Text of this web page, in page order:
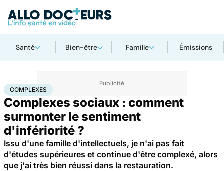
Santé Bien-être Famille Émissions
AccueilSantéComplexes
COMPLEXES
Complexes sociaux : comment
surmonter le sentiment
d'infériorité ?
Issu d'une famille d'intellectuels, je n'ai pas fait
d'études supérieures et continue d'être complexé, alors
que j'ai très bien réussi dans la restauration.